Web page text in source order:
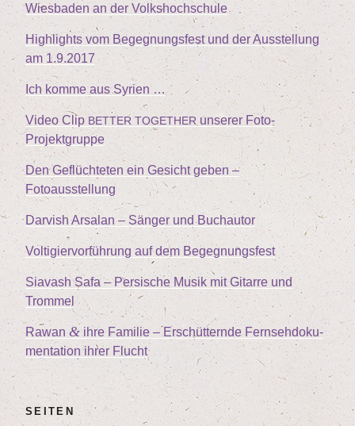
Wies­ba­den an der Volkshochschule
High­lights vom Begeg­nungs­fest und der Aus­stel­lung
am 1.9.2017
Ich kom­me aus Syrien …
Video Clip BETTER TOGETHER unse­rer Foto-
Projektgruppe
Den Geflüch­te­ten ein Gesicht geben –
Fotoausstellung
Dar­vish Arsalan – Sän­ger und Buchautor
Vol­ti­gier­vor­füh­rung auf dem Begegnungsfest
Sia­vash Safa – Per­si­sche Musik mit Gitar­re und
Trommel
Rawan & ihre Fami­lie – Erschüt­tern­de Fern­seh­do­ku­
men­ta­ti­on ihrer Flucht
SEI­TEN